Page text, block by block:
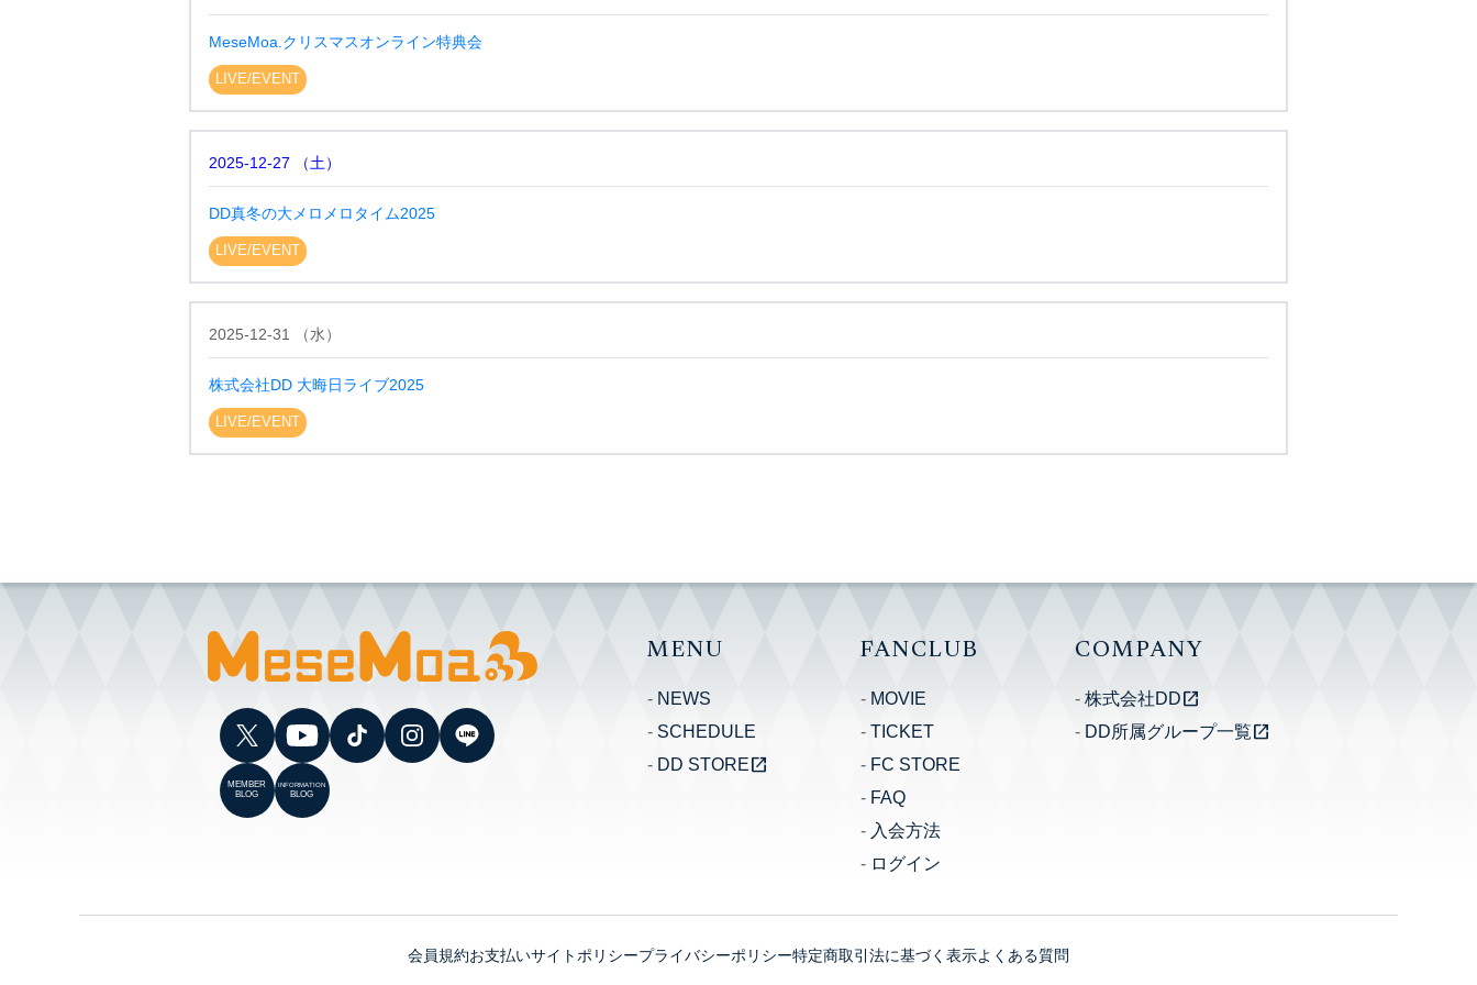
MeseMoa.クリスマスオンライン特典会
LIVE/EVENT
2025-12-27 （土）
DD真冬の大メロメロタイム2025
LIVE/EVENT
2025-12-31 （水）
株式会社DD 大晦日ライブ2025
LIVE/EVENT
MEMBER
BLOG
INFORMATION
BLOG
MENU
NEWS
SCHEDULE
DD STOREopen_in_new
FANCLUB
MOVIE
TICKET
FC STORE
FAQ
入会方法
ログイン
COMPANY
株式会社DDopen_in_new
DD所属グループ一覧open_in_new
会員規約お支払いサイトポリシープライバシーポリシー特定商取引法に基づく表示よくある質問